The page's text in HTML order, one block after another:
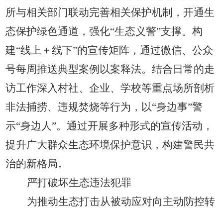
所与相关部门联动完善相关保护机制，开通生
态保护绿色通道，强化“生态义警”支撑。构
建“线上＋线下”的宣传矩阵，通过微信、公众
号每周推送典型案例以案释法。结合日常的走
访工作深入村社、企业、学校等重点场所剖析
非法捕捞、违规焚烧等行为，以“身边事”警
示“身边人”。通过开展多种形式的宣传活动，
提升广大群众生态环境保护意识，构建警民共
治的新格局。
严打破坏生态违法犯罪
为推动生态打击从被动应对向主动防控转